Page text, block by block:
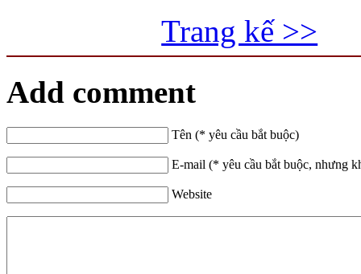
Trang kế >>
Add comment
Tên (* yêu cầu bắt buộc)
E-mail (* yêu cầu bắt buộc, nhưng
Website